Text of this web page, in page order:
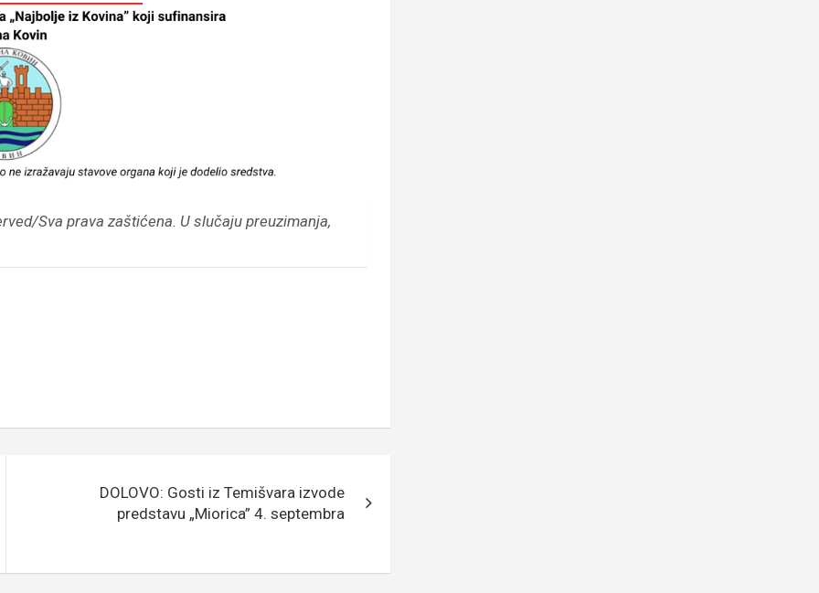
Sva prava zaštićena. U slučaju preuzimanja,
DOLOVO: Gosti iz Temišvara izvode
predstavu „Miorica” 4. septembra